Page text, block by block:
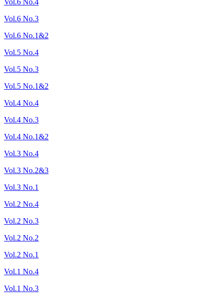
Vol.6 No.3
Vol.6 No.1&2
Vol.5 No.4
Vol.5 No.3
Vol.5 No.1&2
Vol.4 No.4
Vol.4 No.3
Vol.4 No.1&2
Vol.3 No.4
Vol.3 No.2&3
Vol.3 No.1
Vol.2 No.4
Vol.2 No.3
Vol.2 No.2
Vol.2 No.1
Vol.1 No.4
Vol.1 No.3